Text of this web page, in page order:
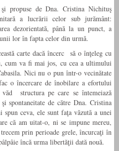
propuse de Dna. Cristina Nichituş
a lucrării celor sub jurământ:
dezorientată, până la un punct, a
lor în fapta celor din urmă.
carte dacă încerc să o înţeleg cu
cum va fi mai jos, cu cea a ultimului
Nici nu o pun într-o vecinătate
o încercare de înobilare a efortului
structura pe care se întemeiază
spontaneitate de către Dna. Cristina
ceva, ele sunt faţa văzută a unei
că am uitat-o, ni se impune mereu,
prin perioade grele, încurcaţi în
încă urma libertăţii dată nouă.